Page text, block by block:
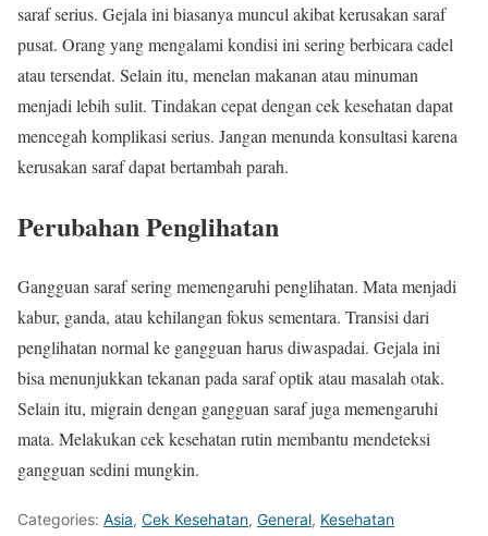
saraf serius. Gejala ini biasanya muncul akibat kerusakan saraf
pusat. Orang yang mengalami kondisi ini sering berbicara cadel
atau tersendat. Selain itu, menelan makanan atau minuman
menjadi lebih sulit. Tindakan cepat dengan cek kesehatan dapat
mencegah komplikasi serius. Jangan menunda konsultasi karena
kerusakan saraf dapat bertambah parah.
Perubahan Penglihatan
Gangguan saraf sering memengaruhi penglihatan. Mata menjadi
kabur, ganda, atau kehilangan fokus sementara. Transisi dari
penglihatan normal ke gangguan harus diwaspadai. Gejala ini
bisa menunjukkan tekanan pada saraf optik atau masalah otak.
Selain itu, migrain dengan gangguan saraf juga memengaruhi
mata. Melakukan cek kesehatan rutin membantu mendeteksi
gangguan sedini mungkin.
Categories: Asia, Cek Kesehatan, General, Kesehatan